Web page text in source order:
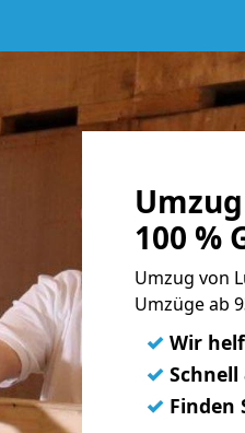
100 %
Umzug von
Umzüge ab
✓ Wir
✓
✓ Finden